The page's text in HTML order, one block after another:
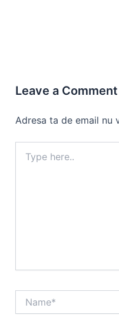
Leave a Comment
Adresa ta de email nu
here..